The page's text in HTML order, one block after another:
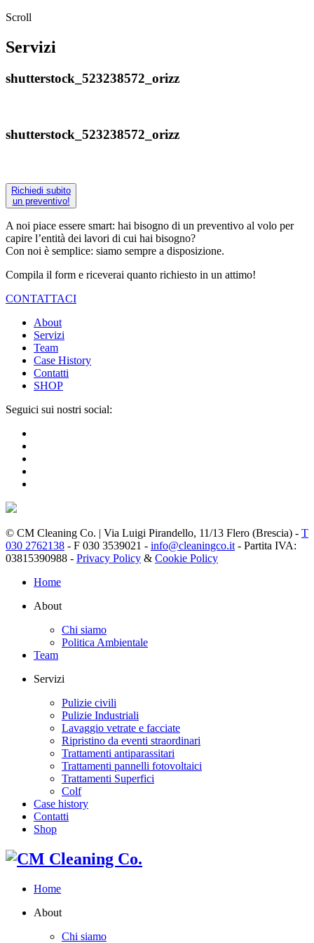
Scroll
Servizi
shutterstock_523238572_orizz
shutterstock_523238572_orizz
Richiedi subito
un preventivo!
A noi piace essere smart: hai bisogno di un preventivo al volo per
capire l’entità dei lavori di cui hai bisogno?
Con noi è semplice: siamo sempre a disposizione.
Compila il form e riceverai quanto richiesto in un attimo!
CONTATTACI
About
Servizi
Team
Case History
Contatti
SHOP
Seguici sui nostri social:
© CM Cleaning Co. | Via Luigi Pirandello, 11/13 Flero (Brescia) - T
030 2762138 - F 030 3539021 - info@cleaningco.it - Partita IVA:
03815390988 - Privacy Policy & Cookie Policy
Home
About
Chi siamo
Politica Ambientale
Team
Servizi
Pulizie civili
Pulizie Industriali
Lavaggio vetrate e facciate
Ripristino da eventi straordinari
Trattamenti antiparassitari
Trattamenti pannelli fotovoltaici
Trattamenti Superfici
Colf
Case history
Contatti
Shop
Home
About
Chi siamo